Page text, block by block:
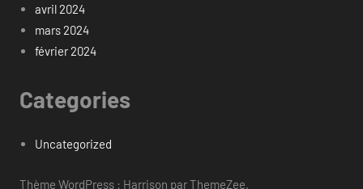
avril 2024
mars 2024
février 2024
Categories
Uncategorized
Thème WordPress : Harrison par ThemeZee.